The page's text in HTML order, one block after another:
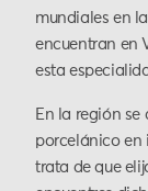
mundiales en
encuentran en
esta
En la región se
porcelánico en
trata de que